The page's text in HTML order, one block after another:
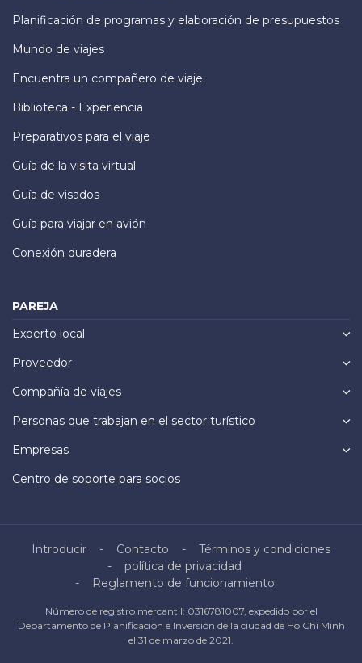
Planificación de programas y elaboración de presupuestos
Mundo de viajes
Encuentra un compañero de viaje.
Biblioteca - Experiencia
Preparativos para el viaje
Guía de la visita virtual
Guía de visados
Guía para viajar en avión
Conexión duradera
PAREJA
Experto local
Proveedor
Compañía de viajes
Personas que trabajan en el sector turístico
Empresas
Centro de soporte para socios
Introducir Contacto
Términos y condiciones
política de privacidad
Reglamento de funcionamiento
Número de registro mercantil: 0316781007, expedido por el
Departamento de Planificación e Inversión de la ciudad de Ho Chi Minh
el 31 de marzo de 2021.